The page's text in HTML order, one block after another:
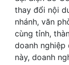
thay đổi nội
nhánh, văn
cùng tỉnh,
doanh
này, doanh